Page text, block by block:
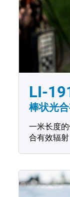
LI-
棒状光
一米长度
合有效辐